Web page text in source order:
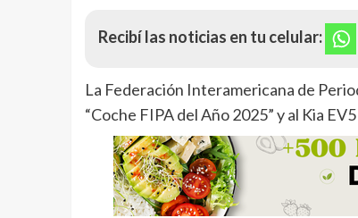
Recibí las noticias en tu celular:
La Federación Interamericana de
“Coche FIPA del Año 2025” y al Kia